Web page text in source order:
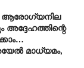
ആരോ​ഗ്യനില
മാധ്യമം,